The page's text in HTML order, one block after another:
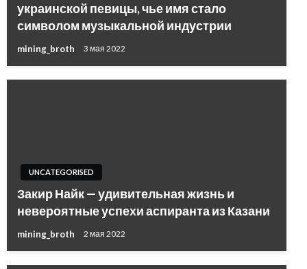
украинской певицы, чье имя стало
символом музыкальной индустрии
mining_broth 3 мая 2022
UNCATEGORISED
Закир Найк — удивительная жизнь и
невероятные успехи аспиранта из Казани
mining_broth 2 мая 2022